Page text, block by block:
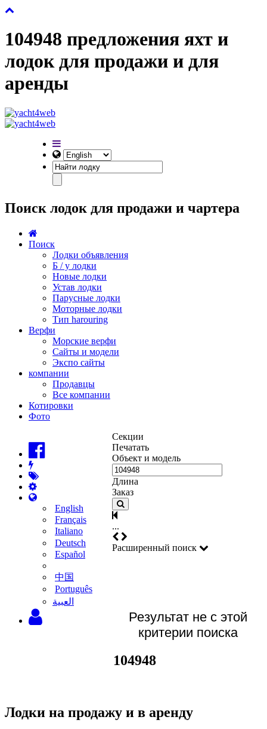
104948 предложения яхт и
лодок для продажи и для
аренды
Поиск лодок для продажи и чартера
Поиск
Лодки объявления
Б / у лодки
Новые лодки
Устав лодки
Парусные лодки
Моторные лодки
Тип harouring
Верфи
Морские верфи
Сайты и модели
Экспо сайты
компании
Продавцы
Все компании
Котировки
Фото
English
Français
Italiano
Deutsch
Español
中国
Português
‫العبية
Секции
Печатать
Объект и модель
Длина
Заказ
...
Расширенный поиск
Результат не с этой
критерии поиска
104948
Лодки на продажу и в аренду